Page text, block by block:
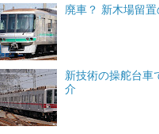
廃車？ 新木場留
新技術の操舵台車
介